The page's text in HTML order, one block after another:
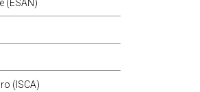
(ESAN)
(ISCA)